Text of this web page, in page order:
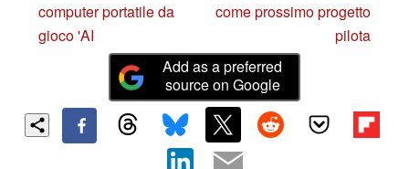
computer portatile da
gioco 'AI
come prossimo progetto
pilota
Add as a preferred
source on Google